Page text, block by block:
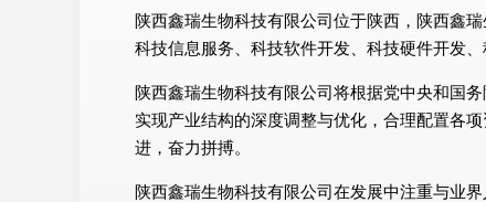
陕西鑫瑞生物科技有限公司位于陕西，陕西鑫
科技信息服务、科技软件开发、科技硬件开发
陕西鑫瑞生物科技有限公司将根据党中央和国
实现产业结构的深度调整与优化，合理配置各
进，奋力拼搏。
陕西鑫瑞生物科技有限公司在发展中注重与业